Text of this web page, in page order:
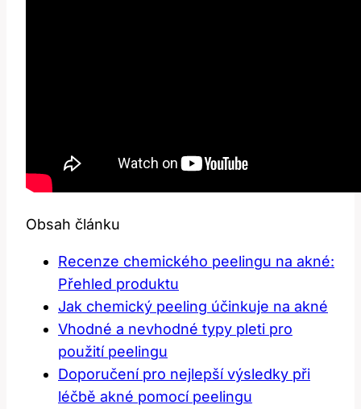
Obsah článku
Recenze chemického peelingu na akné:
Přehled produktu
Jak chemický peeling účinkuje na akné
Vhodné a nevhodné typy pleti pro
použití peelingu
Doporučení pro nejlepší výsledky při
léčbě akné pomocí peelingu